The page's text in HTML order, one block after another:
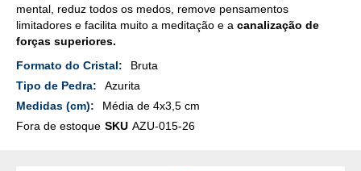
mental, reduz todos os medos, remove pensamentos
limitadores e facilita muito a meditação e a canalização de
forças superiores.
Mais
Detalhes
Bruta
Azurita
Média de 4x3,5 cm
Fora de estoque SKU AZU-015-26